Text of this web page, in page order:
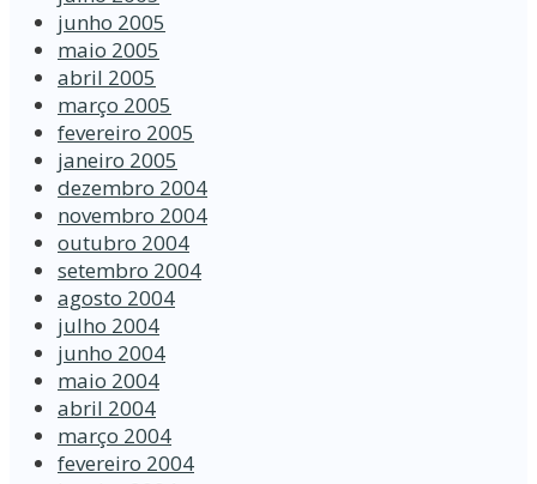
junho 2005
maio 2005
abril 2005
março 2005
fevereiro 2005
janeiro 2005
dezembro 2004
novembro 2004
outubro 2004
setembro 2004
agosto 2004
julho 2004
junho 2004
maio 2004
abril 2004
março 2004
fevereiro 2004